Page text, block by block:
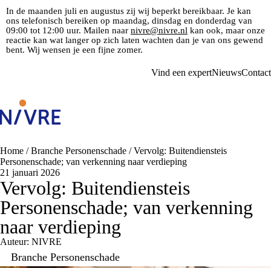
In de maanden juli en augustus zij wij beperkt bereikbaar. Je kan
ons telefonisch bereiken op maandag, dinsdag en donderdag van
09:00 tot 12:00 uur. Mailen naar nivre@nivre.nl kan ook, maar onze
reactie kan wat langer op zich laten wachten dan je van ons gewend
bent. Wij wensen je een fijne zomer.
Vind een expertNieuwsContact
Home /Branche Personenschade /Vervolg: Buitendiensteis
Personenschade; van verkenning naar verdieping
21 januari 2026
Vervolg: Buitendiensteis
Personenschade; van verkenning
naar verdieping
Auteur: NIVRE
Branche Personenschade